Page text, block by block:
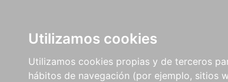
Utilizamos cookies
Utilizamos cookies propias y de terceros
hábitos de navegación (por ejemplo, sitios
LIBROS
MÉTODOS Y
EJERCICIOS
PARTITURAS Y
CRÍTICAS